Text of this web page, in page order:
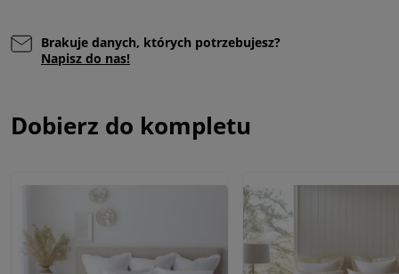
Brakuje danych, których potrzebujesz?
Napisz do nas!
Dobierz do kompletu